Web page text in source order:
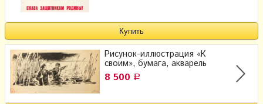
Рисунок-иллюстрация «К
своим», бумага, акварель
8 500 Р